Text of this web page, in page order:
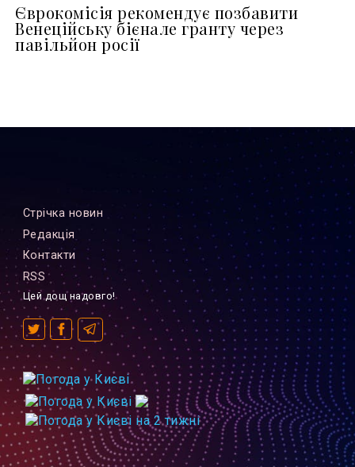
Єврокомісія рекомендує позбавити
Венеційську бієнале гранту через
павільйон росії
Стрiчка новин
Редакцiя
Контакти
RSS
Цей дощ надовго!